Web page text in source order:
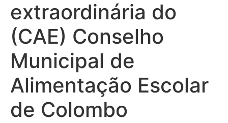
extraordinária do
(CAE) Conselho
Municipal de
Alimentação Escolar
de Colombo